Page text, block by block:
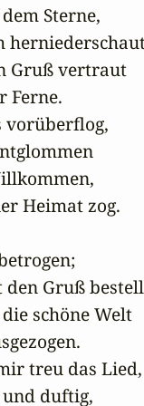
Sterne,
Gruß vertraut
Ferne.
vorüberflog,
Heimat zog.
den Gruß
schöne Welt
treu das Lied,
duftig,